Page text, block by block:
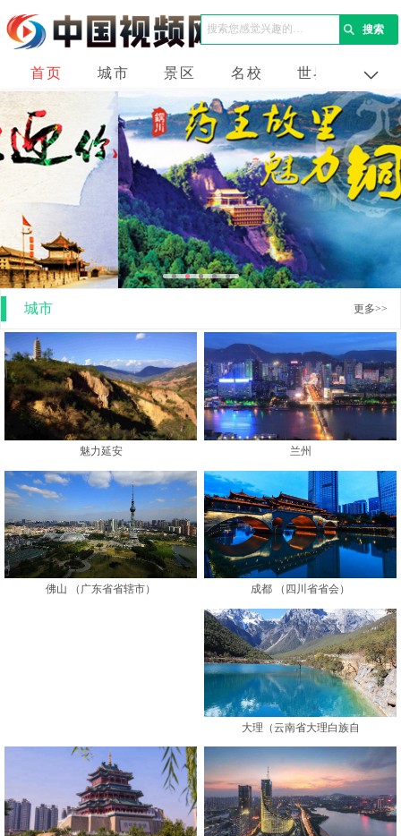
首页 城市 景区 名校 世界 企业
城市 更多>>
魅力延安 兰州
佛山 （广东省省辖市） 成都 （四川省省会）
大理（云南省大理白族自